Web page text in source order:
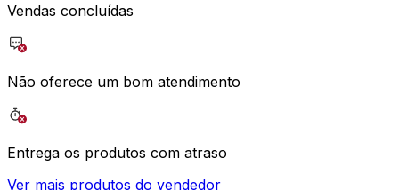
Vendas concluídas
Não oferece um bom atendimento
Entrega os produtos com atraso
Ver mais produtos do vendedor